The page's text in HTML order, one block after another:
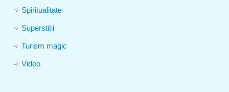
Spiritualitate
Superstitii
Turism magic
Video